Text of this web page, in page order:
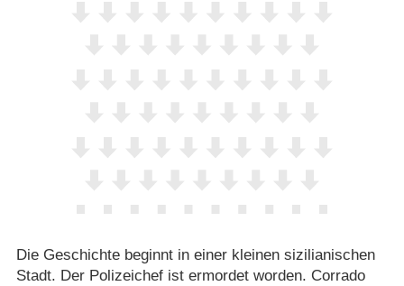
Die Geschichte beginnt in einer kleinen sizilianischen
Stadt. Der Polizeichef ist ermordet worden. Corrado